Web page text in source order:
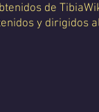
de
y dirigidos